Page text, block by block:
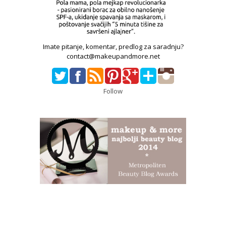
Imate pitanje, komentar, predlog za saradnju?
contact@makeupandmore.net
Follow